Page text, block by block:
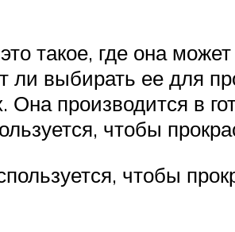
такое, где она
ли выбирать ее для
Она производится в
чтобы
чтобы